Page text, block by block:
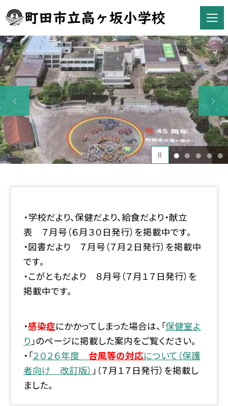
1 2 3 4 5
・学校だより、保健だより、給食だより・献立
表 ７月号（６月３０日発行）を掲載中です。
・図書だより ７月号（７月２日発行）を掲載中
です。
・こがともだより ８月号（７月１７日発行）を
掲載中です。
・感染症にかかってしまった場合は、「保健室よ
り」のページに掲載した案内をご覧ください。
・「２０２６年度 台風等の対応について（保護
者向け 改訂版） 」（７月１７日発行）を掲載し
ました。